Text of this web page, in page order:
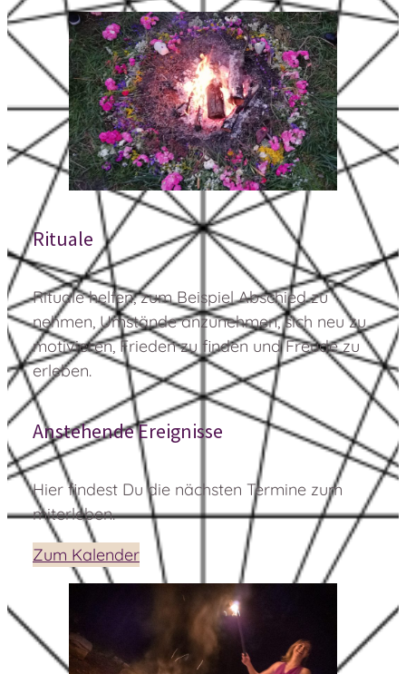
Rituale
Rituale helfen, zum Beispiel Abschied zu
nehmen, Umstände anzunehmen, sich neu zu
motivieren, Frieden zu finden und Freude zu
erleben.
Anstehende Ereignisse
Hier findest Du die nächsten Termine zum
miterleben.
Zum Kalender